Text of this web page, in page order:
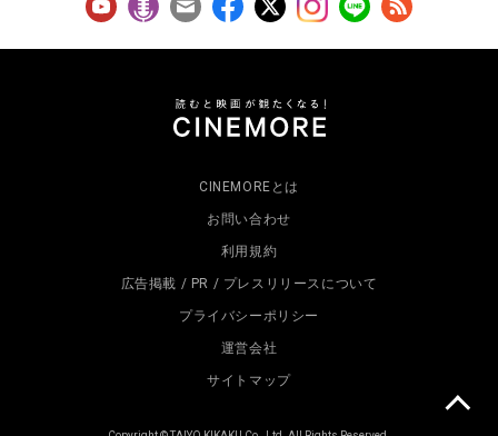
CINEMOREとは
お問い合わせ
利用規約
広告掲載 / PR / プレスリリースについて
プライバシーポリシー
運営会社
サイトマップ